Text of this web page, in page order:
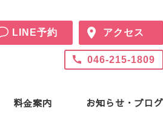
LINE予約 アクセス
046-215-1809
料⾦案内 お知らせ・ブログ